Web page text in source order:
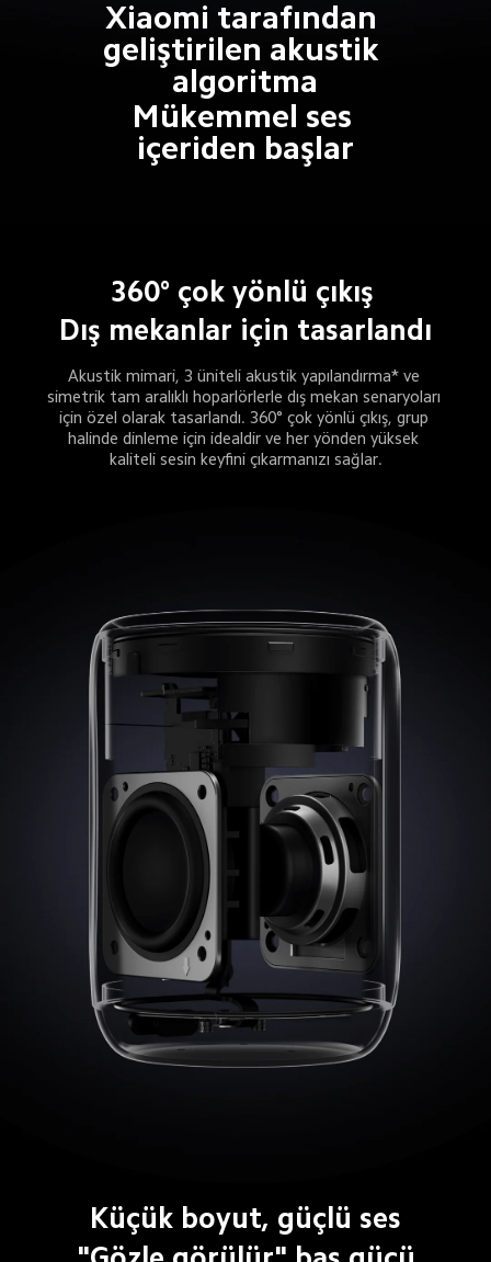
Xiaomi tarafından
geliştirilen akustik
algoritma
Mükemmel ses
içeriden başlar
Dış mekanlar için tasarlandı
Akustik mimari, 3 üniteli akustik yapılandırma* ve
simetrik tam aralıklı hoparlörlerle dış mekan senaryoları
için özel olarak tasarlandı. 360° çok yönlü çıkış, grup
halinde dinleme için idealdir ve her yönden yüksek
kaliteli sesin keyfini çıkarmanızı sağlar.
Küçük boyut, güçlü ses